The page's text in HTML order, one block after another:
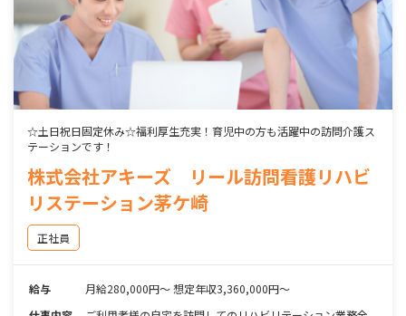
☆土日祝日固定休み☆福利厚生充実！育児中の方も活躍中の訪問介護ス
テーションです！
株式会社アキーズ リール訪問看護リハビ
リステーション茅ケ崎
正社員
給与
月給280,000円～ 想定年収3,360,000円～